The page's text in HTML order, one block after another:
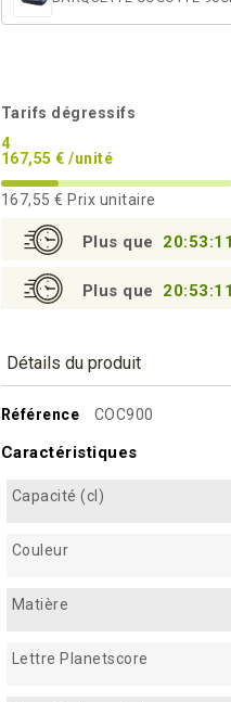
Tarifs dégressifs
4
167,55 € /unité
167,55 € Prix unitaire
Plus que 20:53:10
Plus que 20:53:10
Détails du produit
Référence COC900
Caractéristiques
Capacité (cl)
Couleur
Matière
Lettre Planetscore